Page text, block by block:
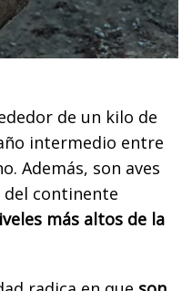
de un kilo de
intermedio entre
Además, son aves
continente
más altos de la